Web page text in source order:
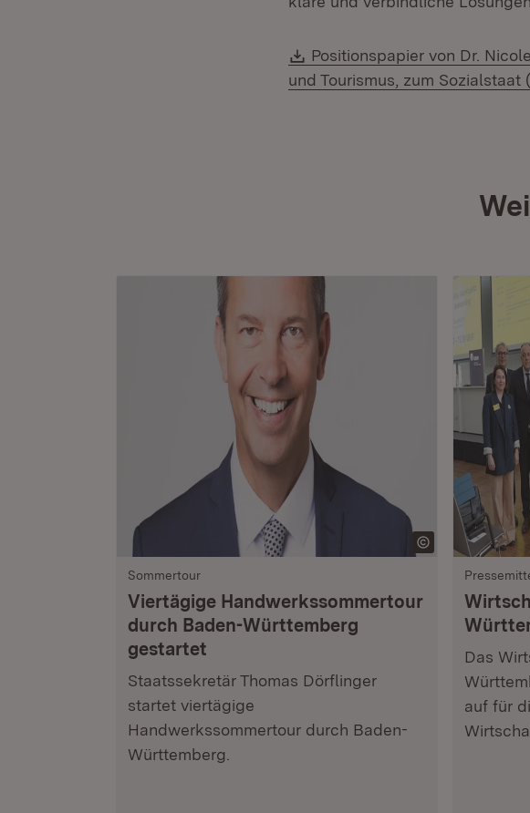
Download:
Positionspapier von Dr.
und Tourismus, zum Sozialstaat
Sommertour
Viertägige Handwerkssommertour
durch Baden-Württemberg
gestartet
Staatssekretär Thomas Dörflinger
startet viertägige
Handwerkssommertour durch Baden-
Württemberg.
Das
auf für